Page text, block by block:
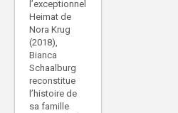
l’exceptionnel
Heimat de
Nora Krug
(2018),
Bianca
Schaalburg
reconstitue
l’histoire de
sa famille